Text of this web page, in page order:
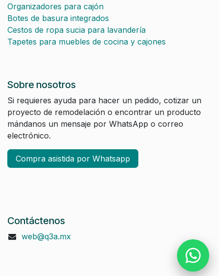
Organizadores para cajón
Botes de basura integrados
Cestos de ropa sucia para lavandería
Tapetes para muebles de cocina y cajones
Sobre nosotros
Si requieres ayuda para hacer un pedido, cotizar un
proyecto de remodelación o encontrar un producto
mándanos un mensaje por WhatsApp o correo
electrónico.
Compra asistida por Whatsapp
Contáctenos
web@q3a.mx